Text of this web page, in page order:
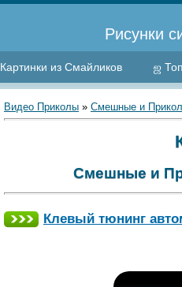
Рисунки
Картинки из Смайликов ஜ
Видео Приколы » Смешные и
Смешные и
Клевый тюнинг